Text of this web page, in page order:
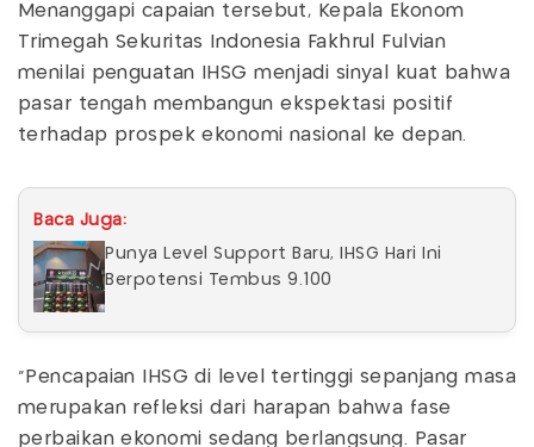
Menanggapi capaian tersebut, Kepala Ekonom
Trimegah Sekuritas Indonesia Fakhrul Fulvian
menilai penguatan IHSG menjadi sinyal kuat bahwa
pasar tengah membangun ekspektasi positif
terhadap prospek ekonomi nasional ke depan.
Baca Juga:
Punya Level Support Baru, IHSG Hari Ini
Berpotensi Tembus 9.100
“Pencapaian IHSG di level tertinggi sepanjang masa
merupakan refleksi dari harapan bahwa fase
perbaikan ekonomi sedang berlangsung. Pasar